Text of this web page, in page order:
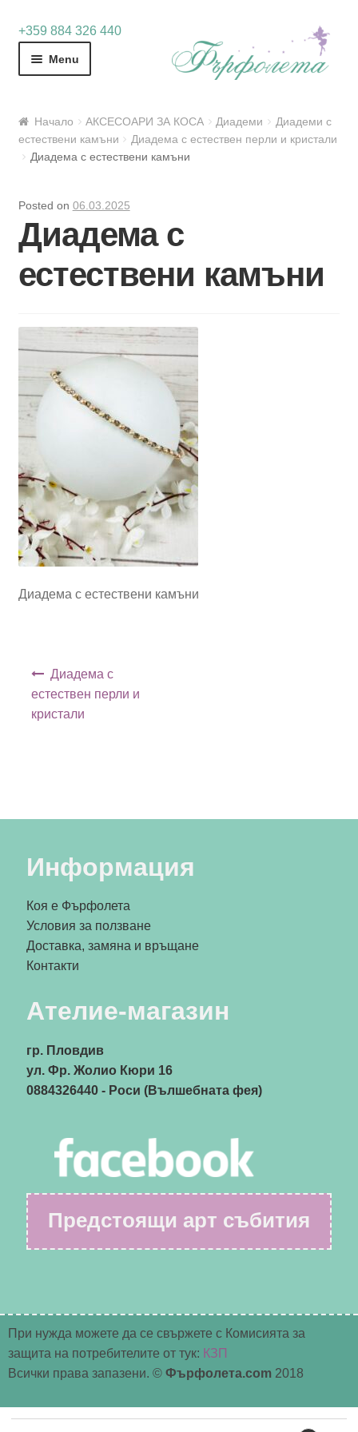
+359 884 326 440
Skip
Skip
Menu
Начало АКСЕСОАРИ ЗА КОСА Диадеми
Диадеми с
естествени камъни
Диадема с естествен перли и кристали
Диадема с естествени камъни
Posted on 06.03.2025
Диадема с
естествени камъни
Диадема с естествени камъни
Диадема с
естествен перли и
кристали
Информация
Коя е Фърфолета
Условия за ползване
Доставка, замяна и връщане
Контакти
Ателие-магазин
гр. Пловдив
ул. Фр. Жолио Кюри 16
0884326440- Роси (Вълшебната фея)
Предстоящи арт събития
При нужда можете да се свържете с Комисията за
защита на потребителите от тук: КЗП
Всички права запазени. © Фърфолета.com 2018